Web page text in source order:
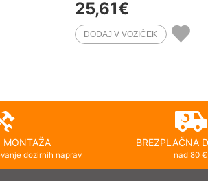
25,61€
MONTAŽA
dozirnih naprav
BREZPLAČNA
nad 80 €